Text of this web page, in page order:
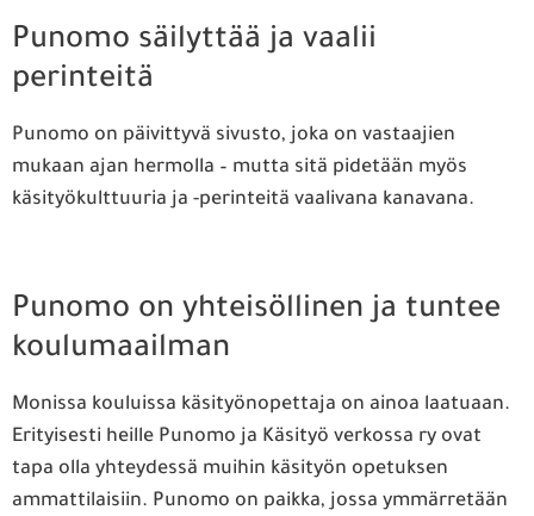
Punomo säilyttää ja vaalii
perinteitä
Punomo on päivittyvä sivusto, joka on vastaajien
mukaan ajan hermolla – mutta sitä pidetään myös
käsityökulttuuria ja -perinteitä vaalivana kanavana.
Punomo on yhteisöllinen ja tuntee
koulumaailman
Monissa kouluissa käsityönopettaja on ainoa laatuaan.
Erityisesti heille Punomo ja Käsityö verkossa ry ovat
tapa olla yhteydessä muihin käsityön opetuksen
ammattilaisiin. Punomo on paikka, jossa ymmärretään